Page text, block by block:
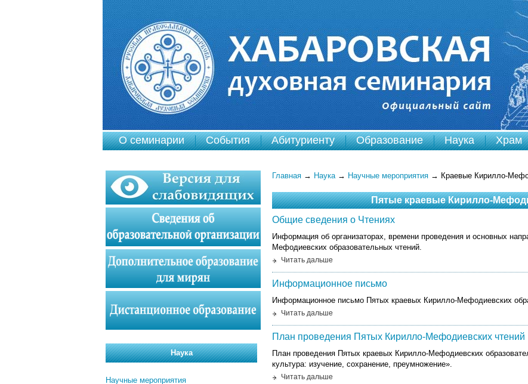
О семинарии События Абитуриенту Образование Наука Храм
Главная → Наука → Научные мероприятия → Краевые Кирилло-
Пятые краевые Кирилло-
Общие сведения о Чтениях
Информация об организаторах, времени проведения и основных
Мефодиевских образовательных чтений.
Читать дальше
Информационное письмо
Информационное письмо Пятых краевых Кирилло-Мефодиевских
Читать дальше
План проведения Пятых Кирилло-Мефодиевских чтений
План проведения Пятых краевых Кирилло-Мефодиевских
культура: изучение, сохранение, преумножение».
Читать дальше
Наука
Научные мероприятия